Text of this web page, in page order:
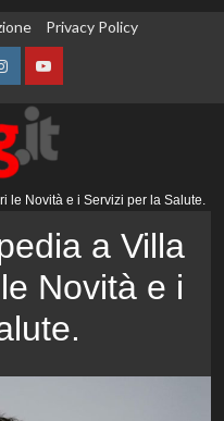
Privacy Policy
InstagramYouTube
le Novità e i Servizi per la Salute.
a Villa
Novità e i